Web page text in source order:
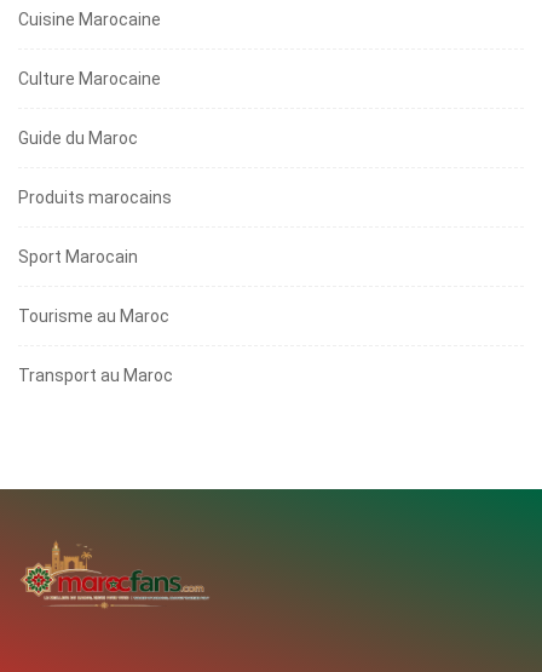
Cuisine Marocaine
Culture Marocaine
Guide du Maroc
Produits marocains
Sport Marocain
Tourisme au Maroc
Transport au Maroc